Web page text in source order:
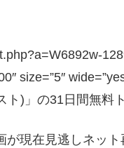
size=”5″
ト)」の31日間無料
現在見逃しネッ